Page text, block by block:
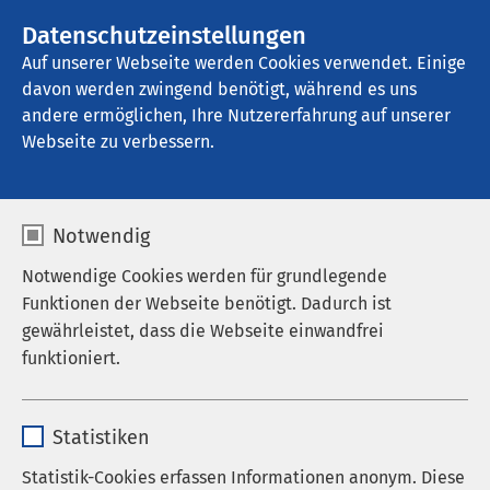
Datenschutzeinstellungen
Auf unserer Webseite werden Cookies verwendet. Einige
davon werden zwingend benötigt, während es uns
andere ermöglichen, Ihre Nutzererfahrung auf unserer
Webseite zu verbessern.
Notwendig
Notwendige Cookies werden für grundlegende
Funktionen der Webseite benötigt. Dadurch ist
gewährleistet, dass die Webseite einwandfrei
funktioniert.
Anbieter sgalinski
Statistiken
Statistik-Cookies erfassen Informationen anonym. Diese
AMEOS Klinikum Bremen
Pressemitteilungen
25.09.2025 AMEOS Gruppe
Zukunft des Josephs-
Hospitals auch ohne
Stadtsignal geebnet